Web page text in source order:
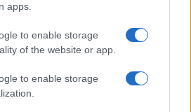
apps.
to enable storage
of the website or app.
to enable storage
spiritualità, architettura e